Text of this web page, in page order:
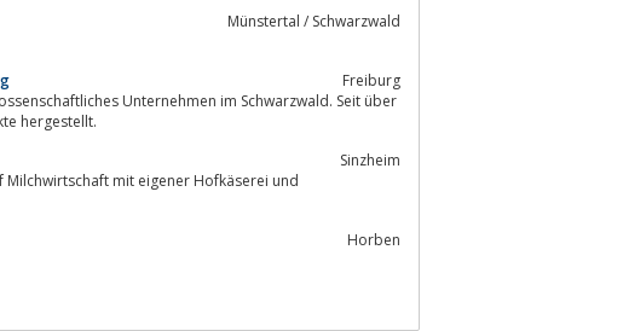
Münstertal / Schwarzwald
Freiburg
Unternehmen im Schwarzwald. Seit über
hergestellt.
Sinzheim
mit eigener Hofkäserei und
Horben